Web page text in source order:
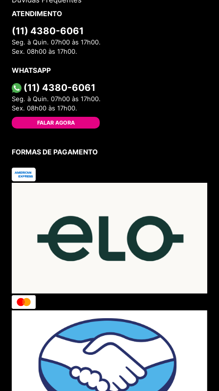
ATENDIMENTO
(11) 4380-6061
Seg. à Quin. 07h00 às 17h00.
Sex. 08h00 às 17h00.
WHATSAPP
(11) 4380-6061
Seg. à Quin. 07h00 às 17h00.
Sex. 08h00 às 17h00.
FALAR AGORA
FORMAS DE PAGAMENTO